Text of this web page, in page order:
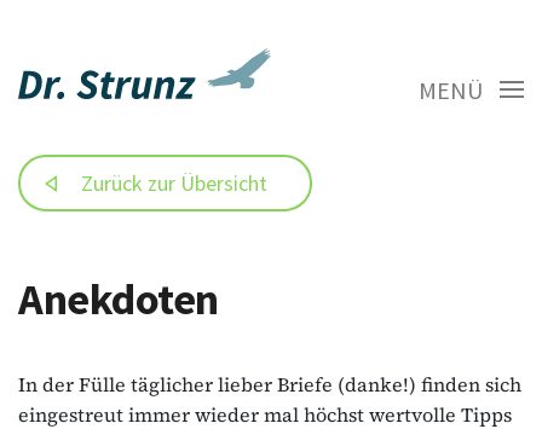
MENÜ
Zurück zur Übersicht
Anekdoten
In der Fülle täglicher lieber Briefe (danke!) finden sich
eingestreut immer wieder mal höchst wertvolle Tipps